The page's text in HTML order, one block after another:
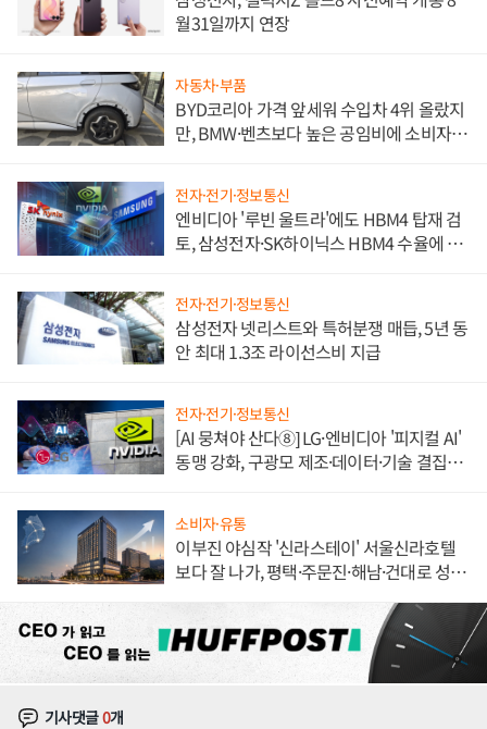
월31일까지 연장
자동차·부품
BYD코리아 가격 앞세워 수입차 4위 올랐지
만, BMW·벤츠보다 높은 공임비에 소비자
전자·전기·정보통신
엔비디아 '루빈 울트라'에도 HBM4 탑재 검
토, 삼성전자·SK하이닉스 HBM4 수율에 주
전자·전기·정보통신
삼성전자 넷리스트와 특허분쟁 매듭, 5년 동
안 최대 1.3조 라이선스비 지급
전자·전기·정보통신
[AI 뭉쳐야 산다⑧] LG·엔비디아 '피지컬 AI'
동맹 강화, 구광모 제조·데이터·기술 결집
소비자·유통
이부진 야심작 '신라스테이' 서울신라호텔
보다 잘 나가, 평택·주문진·해남·건대로 성
기사댓글0개